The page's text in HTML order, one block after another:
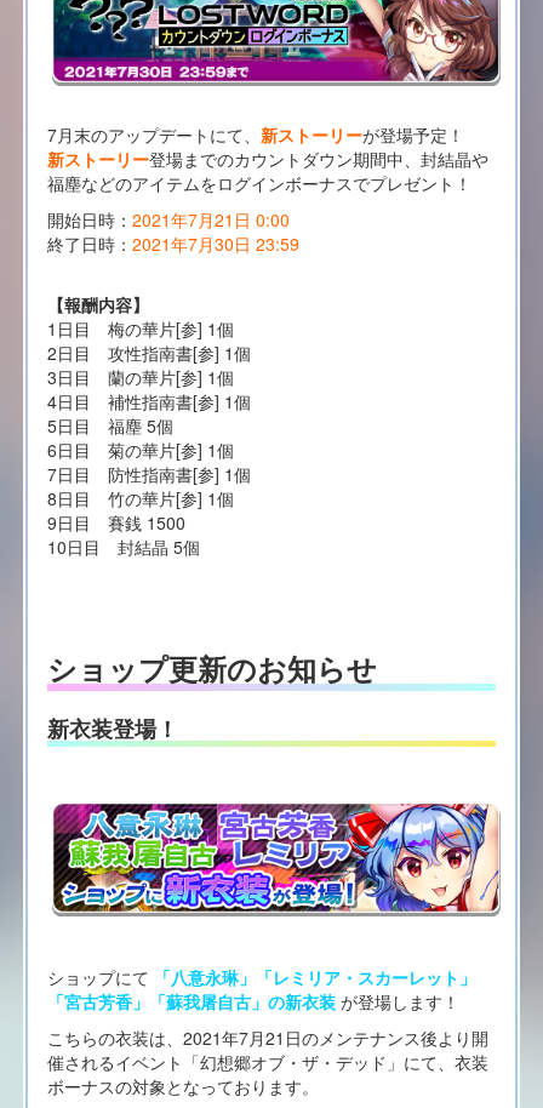
7月末のアップデートにて、 新ストーリーが登場予定！
新ストーリー登場までのカウントダウン期間中、封結晶や
福塵などのアイテムをログインボーナスでプレゼント！
開始日時： 2021年7月21日 0:00
終了日時： 2021年7月30日 23:59
【報酬内容】
1日目 梅の華片[参] 1個
2日目 攻性指南書[参] 1個
3日目 蘭の華片[参] 1個
4日目 補性指南書[参] 1個
5日目 福塵 5個
6日目 菊の華片[参] 1個
7日目 防性指南書[参] 1個
8日目 竹の華片[参] 1個
9日目 賽銭 1500
10日目 封結晶 5個
ショップ更新のお知らせ
新衣装登場！
ショップにて
「八意永琳」「レミリア・スカーレット」
「宮古芳香」「蘇我屠自古」の新衣装が登場します！
こちらの衣装は、2021年7月21日のメンテナンス後より開
催されるイベント「幻想郷オブ・ザ・デッド」にて、衣装
ボーナスの対象となっております。